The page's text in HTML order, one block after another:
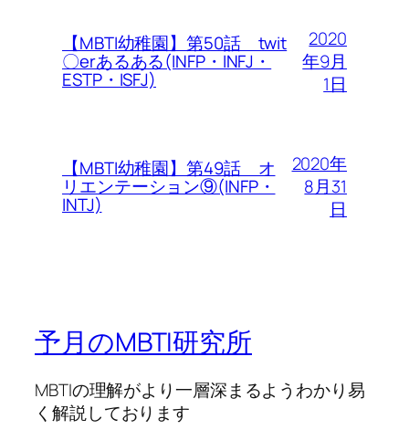
【MBTI幼稚園】第50話 twit
〇erあるある(INFP・INFJ・
ESTP・ISFJ)
2020
年9月
1日
【MBTI幼稚園】第49話 オ
リエンテーション⑨(INFP・
INTJ)
2020年
8月31
日
予月のMBTI研究所
MBTIの理解がより一層深まるようわかり易
く解説しております